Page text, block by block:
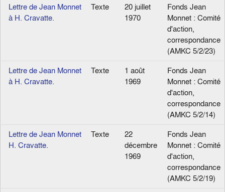
Lettre de Jean Monnet
à H. Cravatte.
Texte
20 juillet
1970
Fonds Jean
Monnet : Comité
d'action,
correspondance
(AMKC 5/2/23)
Lettre de Jean Monnet
à H. Cravatte.
Texte
1 août
1969
Fonds Jean
Monnet : Comité
d'action,
correspondance
(AMKC 5/2/14)
Lettre de Jean Monnet
H. Cravatte.
Texte
22
décembre
1969
Fonds Jean
Monnet : Comité
d'action,
correspondance
(AMKC 5/2/19)